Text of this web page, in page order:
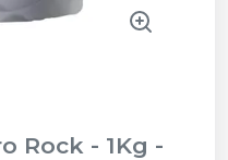
Rock - 1Kg -